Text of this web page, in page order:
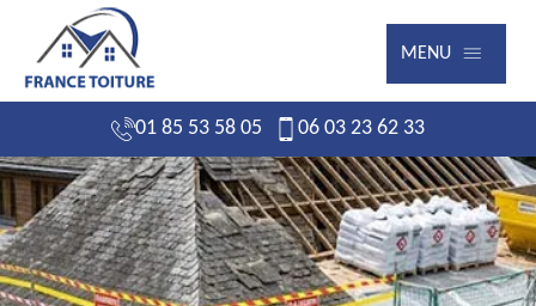
MENU
01 85 53 58 05 06 03 23 62 33